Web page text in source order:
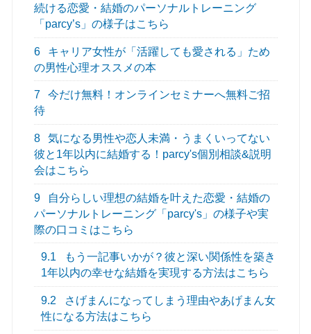
続ける恋愛・結婚のパーソナルトレーニング
「parcy’s」の様子はこちら
6
キャリア女性が「活躍しても愛される」ため
の男性心理オススメの本
7
今だけ無料！オンラインセミナーへ無料ご招
待
8
気になる男性や恋人未満・うまくいってない
彼と1年以内に結婚する！parcy's個別相談&説明
会はこちら
9
自分らしい理想の結婚を叶えた恋愛・結婚の
パーソナルトレーニング「parcy's」の様子や実
際の口コミはこちら
9.1
もう一記事いかが？彼と深い関係性を築き
1年以内の幸せな結婚を実現する方法はこちら
9.2
さげまんになってしまう理由やあげまん女
性になる方法はこちら